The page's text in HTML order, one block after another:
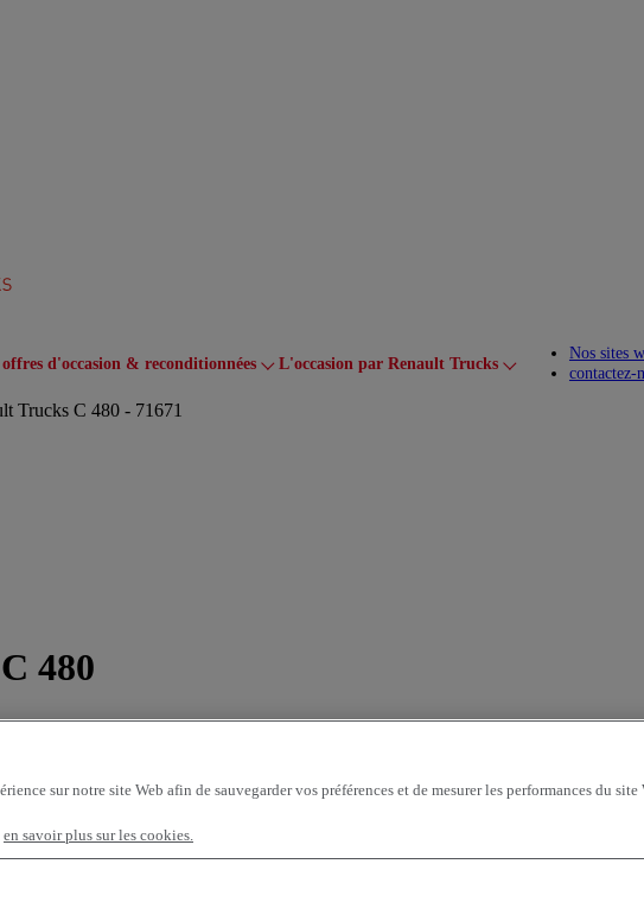
submenu
offres d'occasion & reconditionnées Toggle submenu
L'occasion par Renault Trucks Toggle submenu
Nos sites
contactez-
Trucks C 480 - 71671
480
sur notre site Web afin de sauvegarder vos préférences et de mesurer les performances du
en savoir plus sur les cookies.